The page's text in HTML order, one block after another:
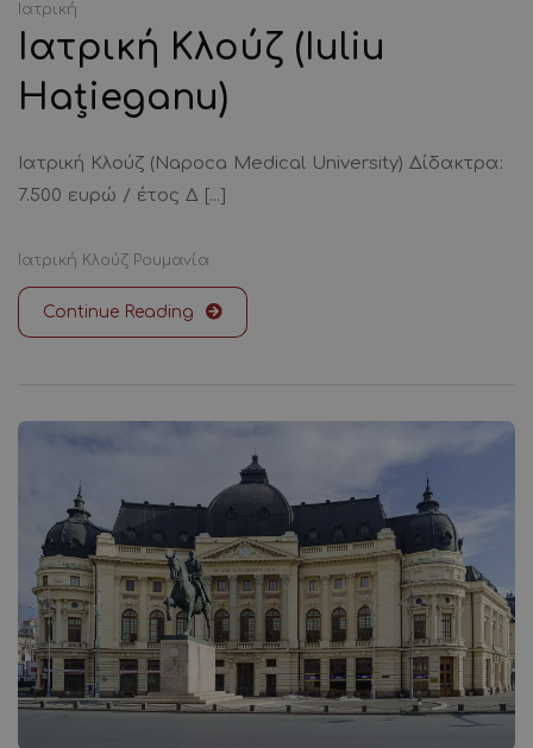
Ιατρική
Ιατρική Κλούζ (Iuliu
Hațieganu)
Ιατρική Κλούζ (Napoca Medical University) Δίδακτρα:
7.500 ευρώ / έτος Δ [...]
Ιατρική Κλούζ Ρουμανία
Continue Reading